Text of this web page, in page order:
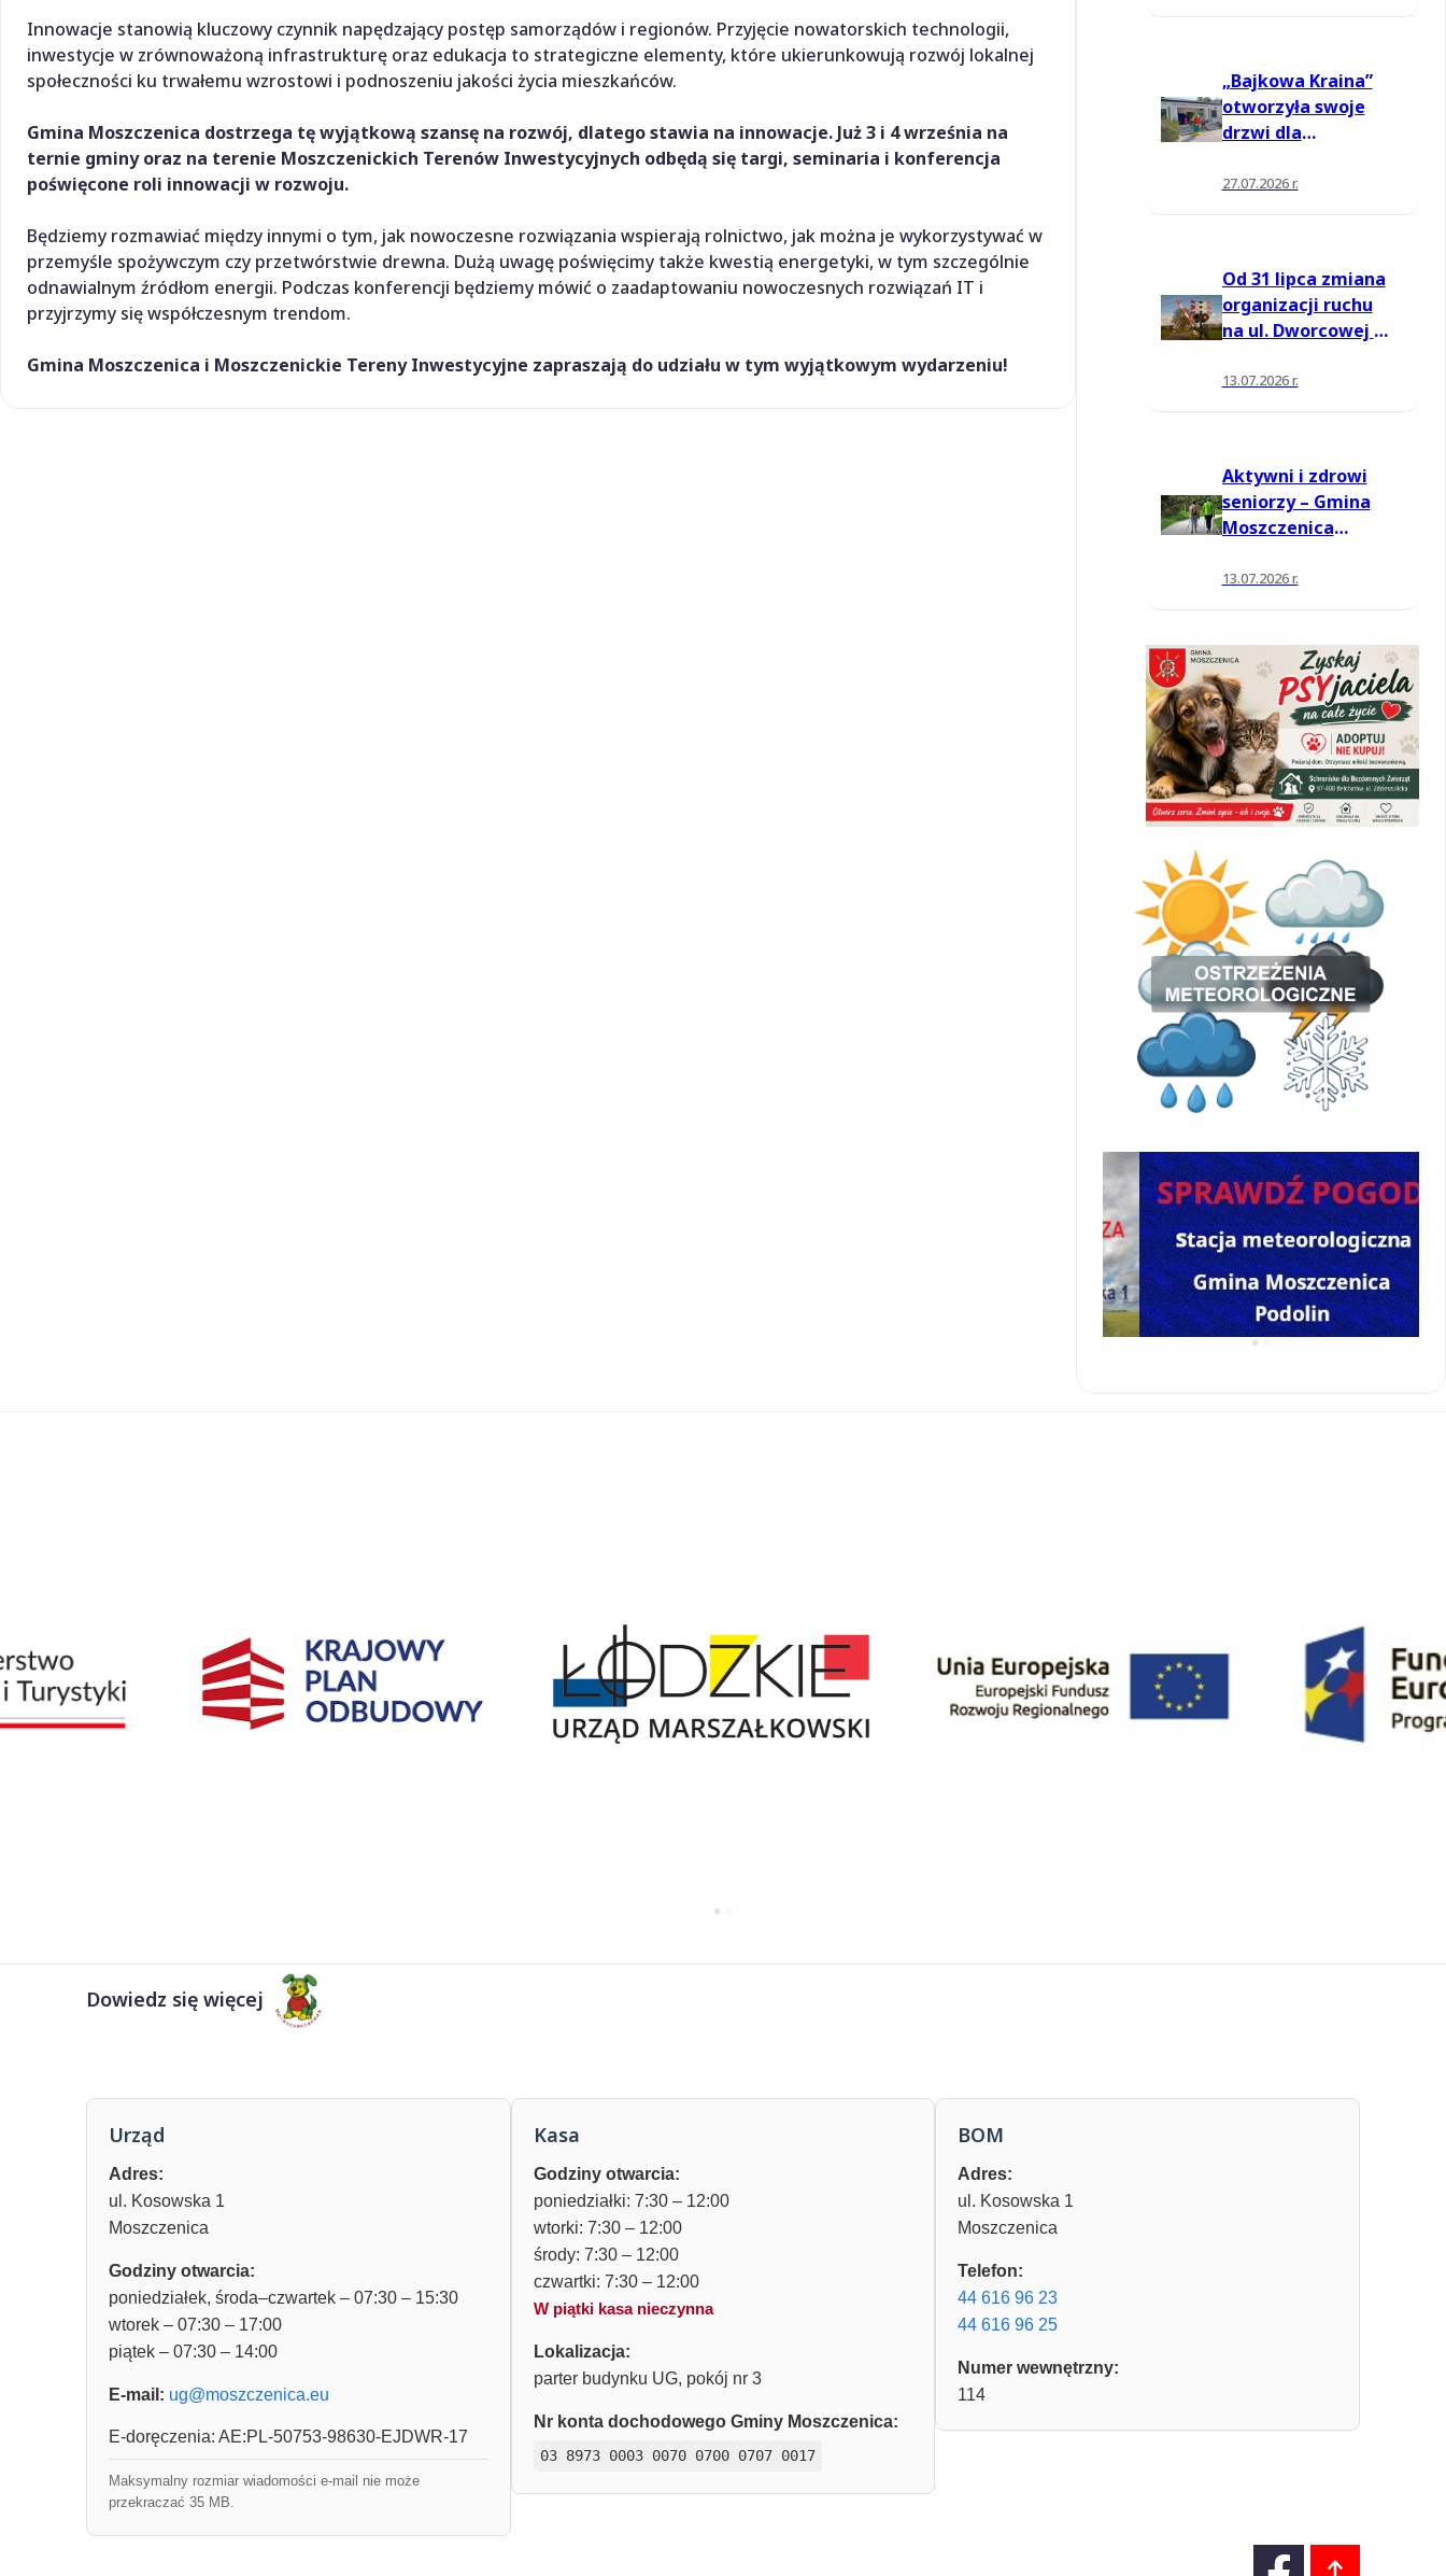
Innowacje stanowią kluczowy czynnik napędzający postęp samorządów i regionów. Przyjęcie nowatorskich technologii,
inwestycje w zrównoważoną infrastrukturę oraz edukacja to strategiczne elementy, które ukierunkowują rozwój lokalnej
społeczności ku trwałemu wzrostowi i podnoszeniu jakości życia mieszkańców.
Gmina Moszczenica dostrzega tę wyjątkową szansę na rozwój, dlatego stawia na innowacje. Już 3 i 4 września na
ternie gminy oraz na terenie Moszczenickich Terenów Inwestycyjnych odbędą się targi, seminaria i konferencja
poświęcone roli innowacji w rozwoju.
Będziemy rozmawiać między innymi o tym, jak nowoczesne rozwiązania wspierają rolnictwo, jak można je wykorzystywać w
przemyśle spożywczym czy przetwórstwie drewna. Dużą uwagę poświęcimy także kwestią energetyki, w tym szczególnie
odnawialnym źródłom energii. Podczas konferencji będziemy mówić o zaadaptowaniu nowoczesnych rozwiązań IT i
przyjrzymy się współczesnym trendom.
Gmina Moszczenica i Moszczenickie Tereny Inwestycyjne zapraszają do udziału w tym wyjątkowym wydarzeniu!
„Bajkowa Kraina”
otworzyła swoje
drzwi dla
27.07.2026 r.
Od 31 lipca zmiana
organizacji ruchu
na ul. Dworcowej w
13.07.2026 r.
Aktywni i zdrowi
seniorzy – Gmina
Moszczenica
na nowe zajęcia
13.07.2026 r.
Dowiedz się więcej
Urząd
Adres:
ul. Kosowska 1
Moszczenica
Godziny otwarcia:
poniedziałek, środa–czwartek – 07:30 – 15:30
wtorek – 07:30 – 17:00
piątek – 07:30 – 14:00
E-mail: ug@moszczenica.eu
E-doręczenia: AE:PL-50753-98630-EJDWR-17
Maksymalny rozmiar wiadomości e-mail nie może
przekraczać 35 MB.
Kasa
Godziny otwarcia:
poniedziałki: 7:30 – 12:00
wtorki: 7:30 – 12:00
środy: 7:30 – 12:00
czwartki: 7:30 – 12:00
W piątki kasa nieczynna
Lokalizacja:
parter budynku UG, pokój nr 3
Nr konta dochodowego Gminy Moszczenica:
03 8973 0003 0070 0700 0707 0017
BOM
Adres:
ul. Kosowska 1
Moszczenica
Telefon:
44 616 96 23
44 616 96 25
Numer wewnętrzny:
114